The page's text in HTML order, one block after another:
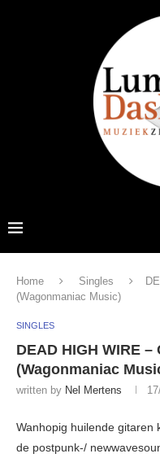
Home Singles
(Wagonmaniac Music)
SINGLES
DEAD HIGH WIRE
(Wagonmaniac
written by Nel Mertens
Wanhopig huilende gitaren
de postpunk-/